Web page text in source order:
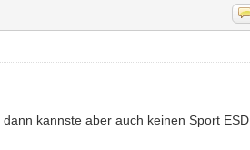
kannste aber auch keinen Sport ESD